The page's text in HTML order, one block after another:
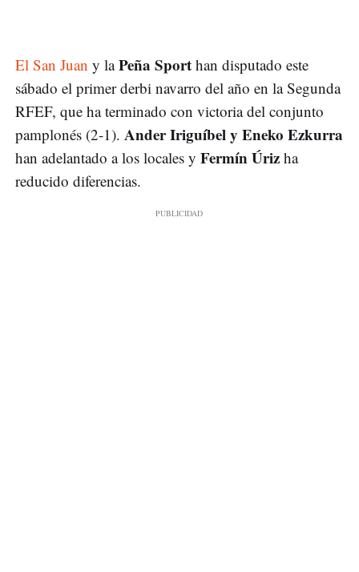
El San Juan y laPeña Sport han disputado este
sábado el primer derbi navarro del año en la Segunda
RFEF, que ha terminado con victoria del conjunto
pamplonés (2-1). Ander Iriguíbel y Eneko Ezkurra
han adelantado a los locales y Fermín Úriz ha
reducido diferencias.